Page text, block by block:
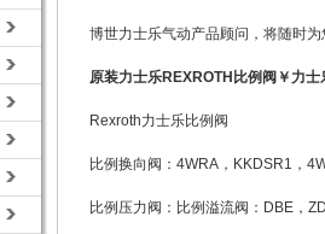
博世力士乐气动产品顾问，将随时为
原装力士乐REXROTH比例阀￥力士
Rexroth力士乐比例阀
比例换向阀：4WRA，KKDSR1，
比例压力阀：比例溢流阀：DBE，